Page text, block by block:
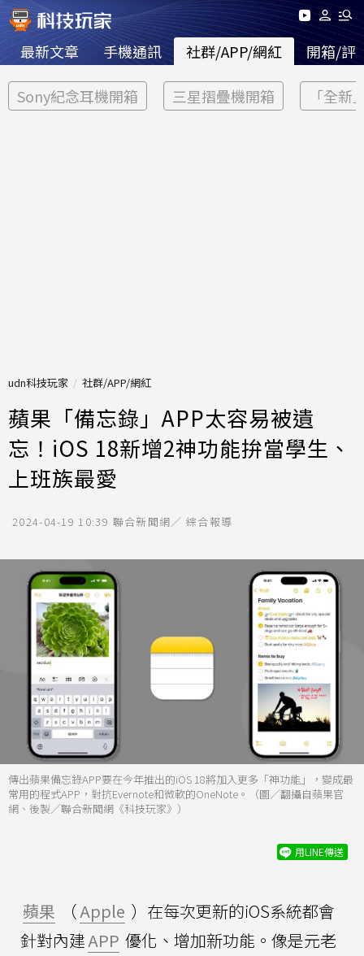
最新文章 手機通訊 社群/APP/網紅 開箱/評
Sony紀念耳機開箱 三星摺疊機開箱 「全新
udn科技玩家 社群/APP/網紅
蘋果「備忘錄」APP太容易被遺
忘！iOS 18新增2神功能拚當學生、
上班族最愛
2024-04-19 10:39 聯合新聞網／ 綜合報導
傳出蘋果備忘錄APP要在今年推出的iOS 18將加入更多「神功能」，變成最
常用的程式APP，對抗Evernote和微軟的OneNote。（圖／翻攝自蘋果官
網、後製／聯合新聞網《科技玩家》）
用LINE傳送
蘋果 （Apple ）在每次更新的iOS系統都會
針對內建APP 優化、增加新功能。像是元老